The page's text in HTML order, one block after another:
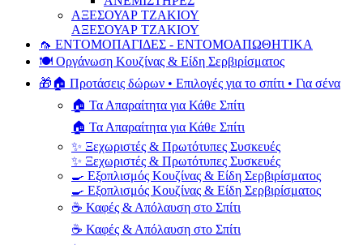
ΑΞΕΣΟΥΑΡ ΤΖΑΚΙΟΥ
ΑΞΕΣΟΥΑΡ ΤΖΑΚΙΟΥ
🦟 ΕΝΤΟΜΟΠΑΓΙΔΕΣ - ΕΝΤΟΜΟΑΠΩΘΗΤΙΚΑ
🍽️ Οργάνωση Κουζίνας & Είδη Σερβιρίσματος
🎁🏠 Προτάσεις δώρων • Επιλογές για το σπίτι • Για σένα
🏠 Τα Απαραίτητα για Κάθε Σπίτι
🏠 Τα Απαραίτητα για Κάθε Σπίτι
✨ Ξεχωριστές & Πρωτότυπες Συσκευές
✨ Ξεχωριστές & Πρωτότυπες Συσκευές
🍳 Εξοπλισμός Κουζίνας & Είδη Σερβιρίσματος
🍳 Εξοπλισμός Κουζίνας & Είδη Σερβιρίσματος
☕ Καφές & Απόλαυση στο Σπίτι
☕ Καφές & Απόλαυση στο Σπίτι